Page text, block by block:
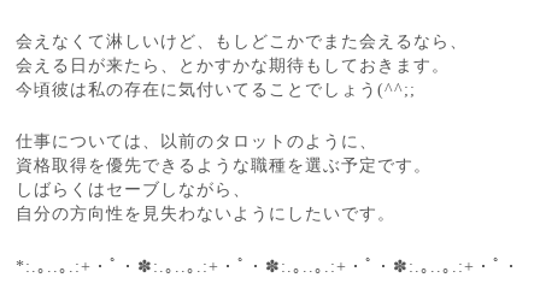
会えなくて淋しいけど、もしどこかでまた会えるなら、
会える日が来たら、とかすかな期待もしておきます。
今頃彼は私の存在に気付いてることでしょう(^^;;
仕事については、以前のタロットのように、
資格取得を優先できるような職種を選ぶ予定です。
しばらくはセーブしながら、
自分の方向性を見失わないようにしたいです。
*:.｡..｡.:+・ﾟ・✽:.｡..｡.:+・ﾟ・✽:.｡..｡.:+・ﾟ・✽:.｡..｡.:+・ﾟ・